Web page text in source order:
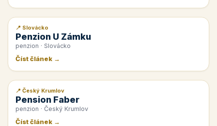
📰 PR článek
📍 Slovácko
Penzion U Zámku
penzion · Slovácko
Číst článek →
📰 PR článek
📍 Český Krumlov
Pension Faber
penzion · Český Krumlov
Číst článek →